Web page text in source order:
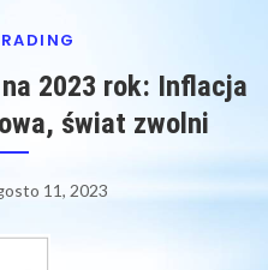
2023 rok: Inflacja
świat zwolni
11, 2023